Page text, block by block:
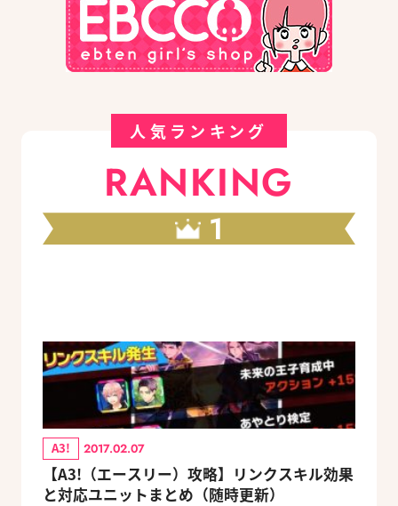
人気ランキング
RANKING
1
A3! 2017.02.07
【A3!（エースリー）攻略】リンクスキル効果
と対応ユニットまとめ（随時更新）